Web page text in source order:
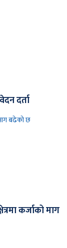
दर्ता
कर्जाको माग